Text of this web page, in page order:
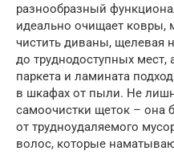
разнообразный
идеально очищает ковры,
чистить диваны, щелевая
до труднодоступных мест,
паркета и ламината
в шкафах от пыли. Не
самоочистки щеток – она
от трудноудаляемого
волос, которые